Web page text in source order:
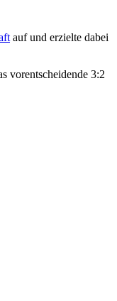
auf und erzielte dabei
vorentscheidende 3:2